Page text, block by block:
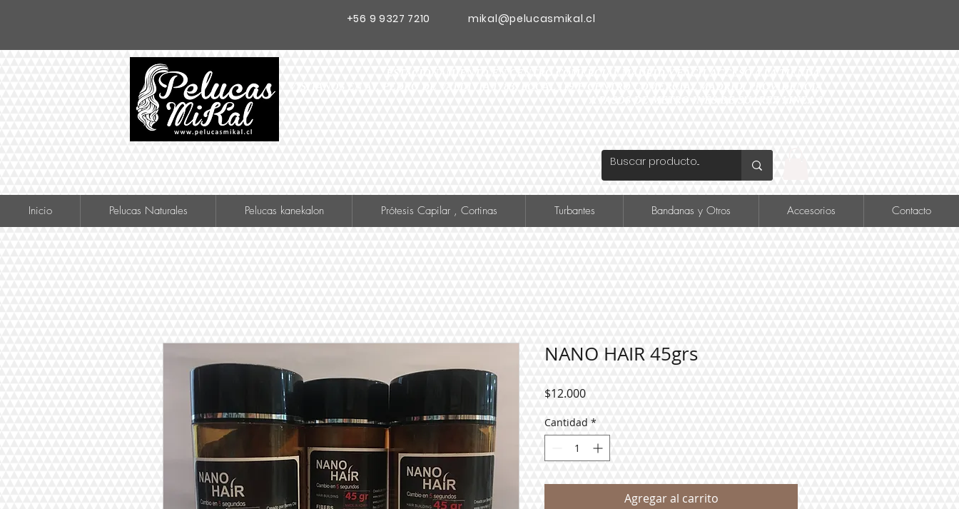
+56 9 9327 7210 mikal@pelucasmikal.cl
Inicio Pelucas Naturales Pelucas kanekalon Prótesis Capilar , Cortinas Turbantes Bandanas y Otros Accesorios Contacto
NANO HAIR 45grs
$12.000Precio
Cantidad *
Agregar al carrito